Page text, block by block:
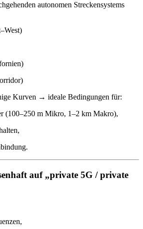
autonomen Streckensystems
Kurven → ideale Bedingungen für:
(100–250 m Mikro, 1–2 km Makro),
auf „private 5G / private